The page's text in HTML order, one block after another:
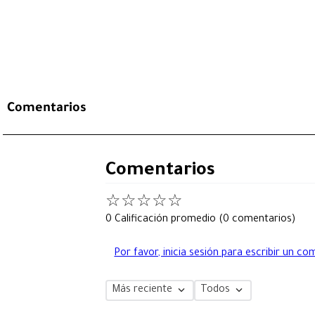
Comentarios
Comentarios
☆☆☆☆☆
0 Calificación promedio (0 comentarios)
Por favor, inicia sesión para escribir un
Más reciente Todos